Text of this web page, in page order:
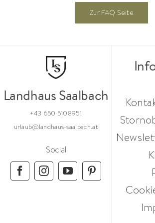
Zur FAQ Seite
Landhaus Saalbach
+43 650 5108951
urlaub@landhaus-saalbach.at
Social